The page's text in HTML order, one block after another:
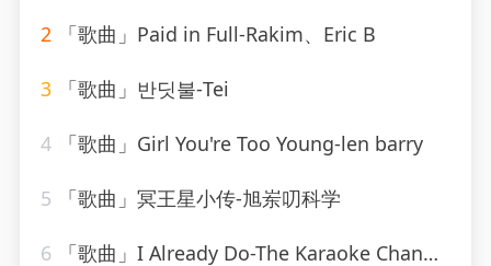
2 「歌曲」Paid in Full-Rakim、Eric B
3 「歌曲」반딧불-Tei
4 「歌曲」Girl You're Too Young-len barry
5 「歌曲」冥王星小传-旭岽叨科学
6 「歌曲」I Already Do-The Karaoke Channel